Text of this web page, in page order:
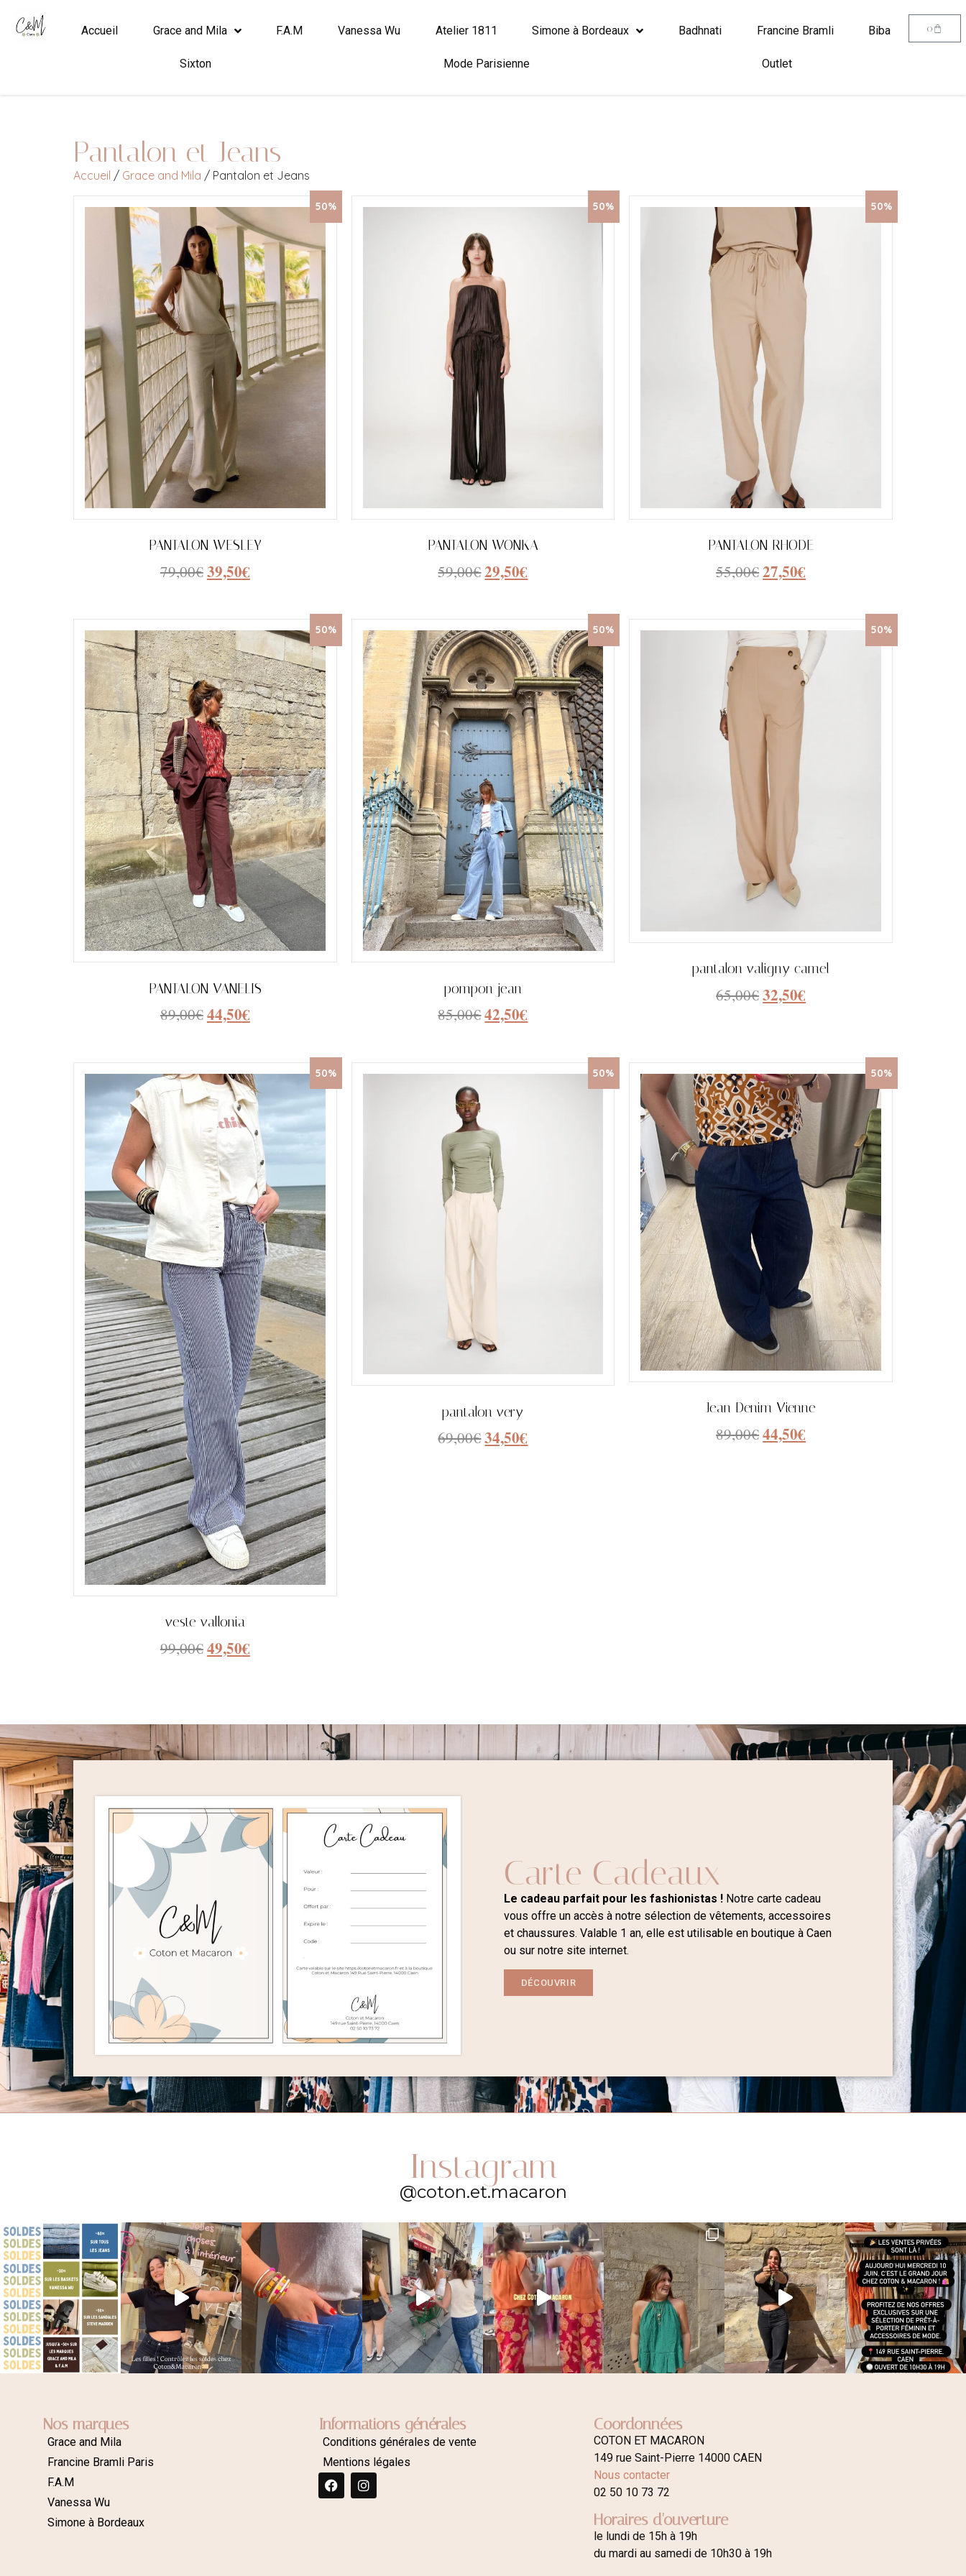
0
Accueil Grace and Mila F.A.M Vanessa Wu Atelier 1811 Simone à Bordeaux Badhnati Francine Bramli Biba
Sixton Mode Parisienne Outlet
Pantalon et Jeans
Accueil / Grace and Mila / Pantalon et Jeans
50%
PANTALON WESLEY
79,00€39,50€
50%
PANTALON WONKA
59,00€29,50€
50%
PANTALON RHODE
55,00€27,50€
50%
PANTALON VANELIS
89,00€44,50€
50%
pompon jean
85,00€42,50€
50%
pantalon valigny camel
65,00€32,50€
50%
veste vallonia
99,00€49,50€
50%
pantalon very
69,00€34,50€
50%
Jean Denim Vienne
89,00€44,50€
Carte Cadeaux
Le cadeau parfait pour les fashionistas !Notre carte cadeau
vous offre un accès à notre sélection de vêtements, accessoires
et chaussures. Valable 1 an, elle est utilisable en boutique à Caen
ou sur notre site internet.
DÉCOUVRIR
Instagram
@coton.et.macaron
Nos marques
Grace and Mila
Francine Bramli Paris
F.A.M
Vanessa Wu
Simone à Bordeaux
Informations générales
Conditions générales de vente
Mentions légales
Coordonnées
COTON ET MACARON
149 rue Saint-Pierre 14000 CAEN
Nous contacter
02 50 10 73 72
Horaires d'ouverture
le lundi de 15h à 19h
du mardi au samedi de 10h30 à 19h